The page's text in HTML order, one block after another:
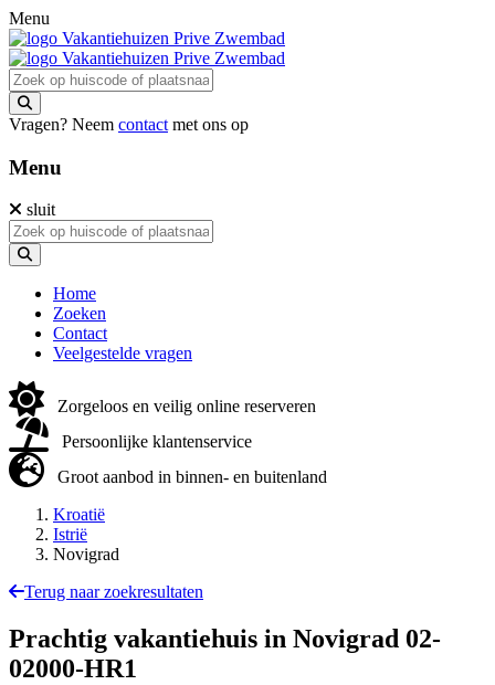
Menu
Vragen? Neem contact met ons op
Menu
sluit
Home
Zoeken
Contact
Veelgestelde vragen
Zorgeloos en veilig online reserveren
Persoonlijke klantenservice
Groot aanbod in binnen- en buitenland
Kroatië
Istrië
Novigrad
Terug naar zoekresultaten
Prachtig vakantiehuis in Novigrad 02-
02000-HR1